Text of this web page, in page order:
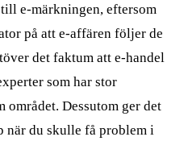
e-märkningen, eftersom
på att e-affären följer de
det faktum att e-handel
som har stor
området. Dessutom ger det
när du skulle få problem i